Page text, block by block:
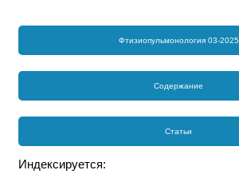
Фтизиопульмонология 03-2025
Содержание
Статьи
Индексируется: